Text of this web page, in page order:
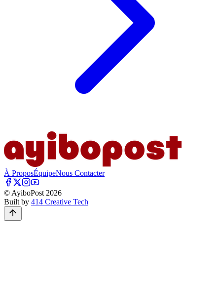
À ProposÉquipeNous Contacter
© AyiboPost 2026
Built by 414 Creative Tech